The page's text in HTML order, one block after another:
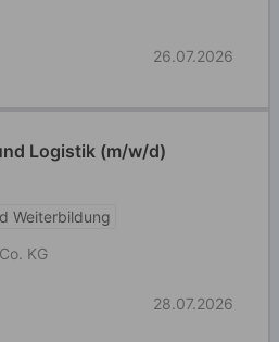
26.07.2026
Logistik (m/w/d)
Weiterbildung
KG
28.07.2026